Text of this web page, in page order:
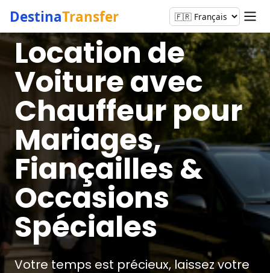
DestinaTransfer
Location de
Voiture avec
Chauffeur pour
Mariages,
Fiançailles &
Occasions
Spéciales
Votre temps est précieux, laissez votre